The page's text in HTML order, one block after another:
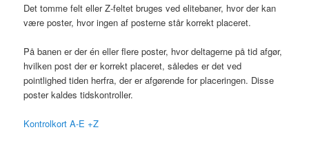
Det tomme felt eller Z-feltet bruges ved elitebaner, hvor der kan
være poster, hvor ingen af posterne står korrekt placeret.
På banen er der én eller flere poster, hvor deltagerne på tid afgør,
hvilken post der er korrekt placeret, således er det ved
pointlighed tiden herfra, der er afgørende for placeringen. Disse
poster kaldes tidskontroller.
Kontrolkort A-E +Z